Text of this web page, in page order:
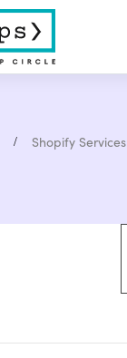
Shopify Services